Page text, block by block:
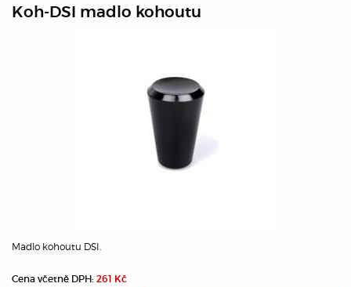
Koh-DSI madlo kohoutu
Madlo kohoutu DSI.
Cena včetně DPH: 261 Kč